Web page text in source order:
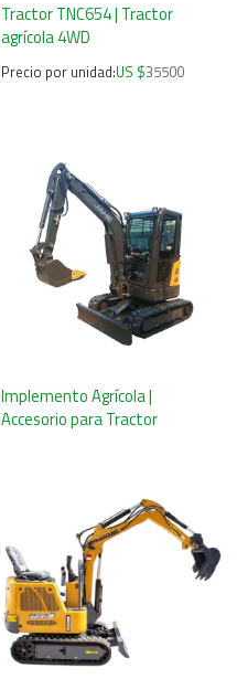
Tractor TNC654 | Tractor
agrícola 4WD
Precio por unidad:US $35500
Implemento Agrícola |
Accesorio para Tractor